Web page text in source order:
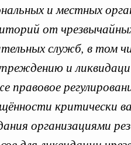
и местных
от
служб, в том
и
правовое
критически
организациями
декабря 2025, понедельник
работы
план
год
года №3886-р
декабря 2024, понедельник